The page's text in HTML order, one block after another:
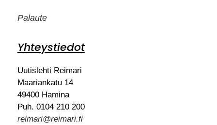
Palaute
Yhteystiedot
Uutislehti Reimari
Maariankatu 14
49400 Hamina
Puh. 0104 210 200
reimari@reimari.fi